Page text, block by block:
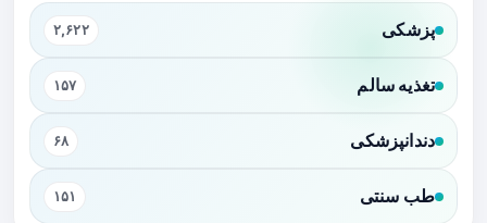
پزشکی ۲,۶۲۲
تغذیه سالم ۱۵۷
دندانپزشکی ۶۸
طب سنتی ۱۵۱